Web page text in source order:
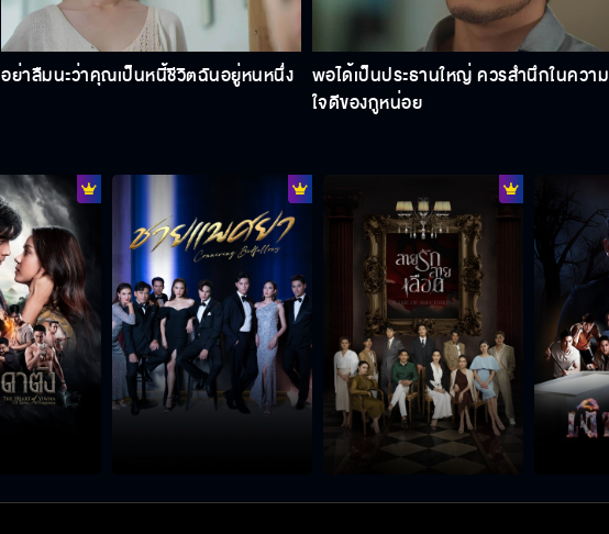
อย่าลืมนะว่าคุณเป็นหนี้ชีวิตฉันอยู่หนหนึ่ง
พอได้เป็นประธานใหญ่ ควรสำนึกในความ
ใจดีของกูหน่อย